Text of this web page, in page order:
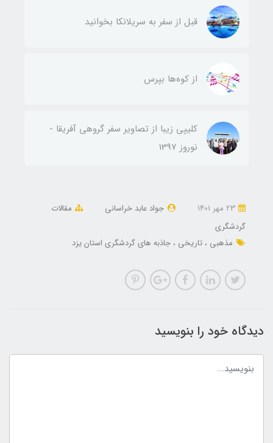
قبل از سفر به سریلانکا بخوانید
از کوه‌ها بپرس
کلیپی زیبا از تصاویر سفر گروهی آفریقا -
نوروز 1397
جواد عابد خراسانی
مقالات
گردشگری
مذهبی
تاریخی جاذبه های گردشگری استان یزد
دیدگاه خود را بنویسید